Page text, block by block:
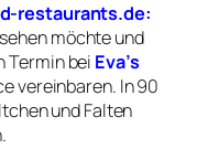
restaurants.de:
möchte und
Termin bei Eva’s
vereinbaren. In 90
und Falten
.